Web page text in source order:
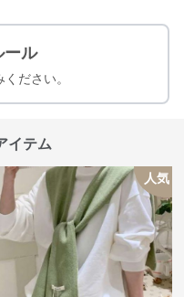
ール
ださい。
イテム
人気